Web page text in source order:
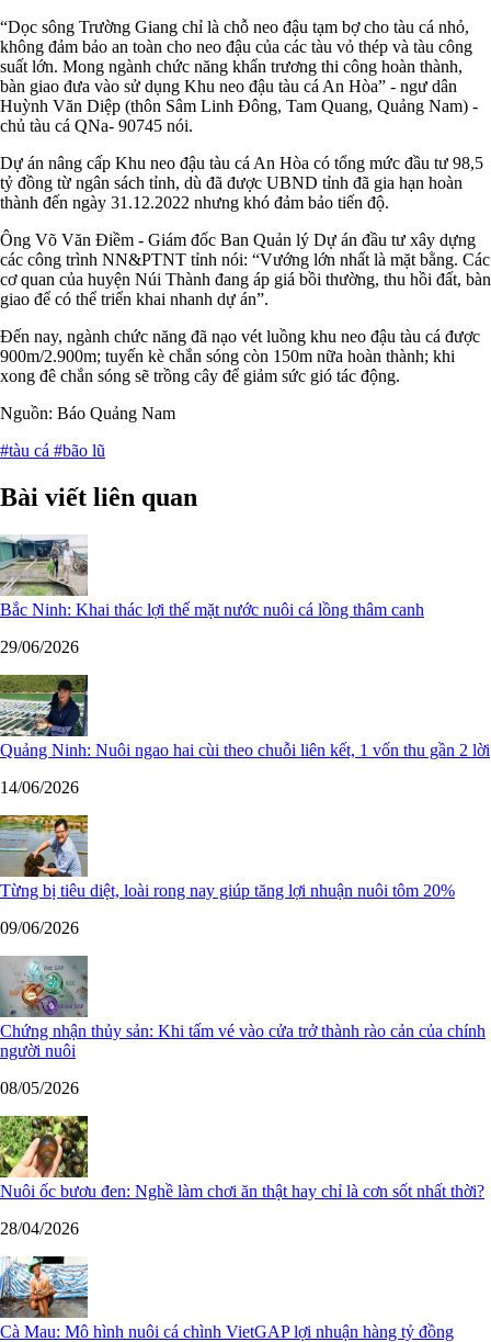
“Dọc sông Trường Giang chỉ là chỗ neo đậu tạm bợ cho tàu cá nhỏ,
không đảm bảo an toàn cho neo đậu của các tàu vỏ thép và tàu công
suất lớn. Mong ngành chức năng khẩn trương thi công hoàn thành,
bàn giao đưa vào sử dụng Khu neo đậu tàu cá An Hòa” - ngư dân
Huỳnh Văn Diệp (thôn Sâm Linh Đông, Tam Quang, Quảng Nam) -
chủ tàu cá QNa- 90745 nói.
Dự án nâng cấp Khu neo đậu tàu cá An Hòa có tổng mức đầu tư 98,5
tỷ đồng từ ngân sách tỉnh, dù đã được UBND tỉnh đã gia hạn hoàn
thành đến ngày 31.12.2022 nhưng khó đảm bảo tiến độ.
Ông Võ Văn Điềm - Giám đốc Ban Quản lý Dự án đầu tư xây dựng
các công trình NN&PTNT tỉnh nói: “Vướng lớn nhất là mặt bằng. Các
cơ quan của huyện Núi Thành đang áp giá bồi thường, thu hồi đất, bàn
giao để có thể triển khai nhanh dự án”.
Đến nay, ngành chức năng đã nạo vét luồng khu neo đậu tàu cá được
900m/2.900m; tuyến kè chắn sóng còn 150m nữa hoàn thành; khi
xong đê chắn sóng sẽ trồng cây để giảm sức gió tác động.
Nguồn: Báo Quảng Nam
#tàu cá #bão lũ
Bài viết liên quan
Bắc Ninh: Khai thác lợi thế mặt nước nuôi cá lồng thâm canh
29/06/2026
Quảng Ninh: Nuôi ngao hai cùi theo chuỗi liên kết, 1 vốn thu gần 2 lời
14/06/2026
Từng bị tiêu diệt, loài rong nay giúp tăng lợi nhuận nuôi tôm 20%
09/06/2026
Chứng nhận thủy sản: Khi tấm vé vào cửa trở thành rào cản của chính
người nuôi
08/05/2026
Nuôi ốc bươu đen: Nghề làm chơi ăn thật hay chỉ là cơn sốt nhất thời?
28/04/2026
Cà Mau: Mô hình nuôi cá chình VietGAP lợi nhuận hàng tỷ đồng